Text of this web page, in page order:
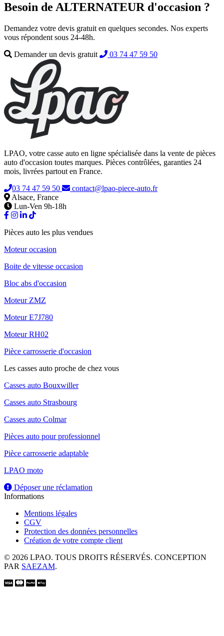
Besoin de ALTERNATEUR d'occasion ?
Demandez votre devis gratuit en quelques secondes. Nos experts
vous répondent sous 24-48h.
Demander un devis gratuit
03 74 47 59 50
LPAO, votre casse auto en ligne spécialisée dans la vente de pièces
auto d'occasion toutes marques. Pièces contrôlées, garanties 24
mois, livrées partout en France.
03 74 47 59 50
contact@lpao-piece-auto.fr
Alsace, France
Lun-Ven 9h-18h
Pièces auto les plus vendues
Moteur occasion
Boite de vitesse occasion
Bloc abs d'occasion
Moteur ZMZ
Moteur E7J780
Moteur RH02
Pièce carrosserie d'occasion
Les casses auto proche de chez vous
Casses auto Bouxwiller
Casses auto Strasbourg
Casses auto Colmar
Pièces auto pour professionnel
Pièce carrosserie adaptable
LPAO moto
Déposer une réclamation
Informations
Mentions légales
CGV
Protection des données personnelles
Création de votre compte client
© 2026 LPAO. TOUS DROITS RÉSERVÉS. CONCEPTION
PAR SAEZAM.